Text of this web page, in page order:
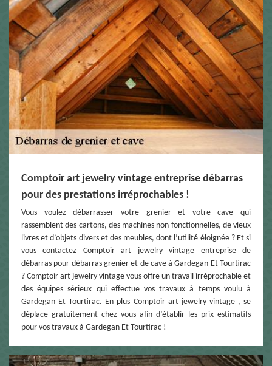
Comptoir art jewelry vintage entreprise débarras
pour des prestations irréprochables !
Vous voulez débarrasser votre grenier et votre cave qui
rassemblent des cartons, des machines non fonctionnelles, de vieux
livres et d’objets divers et des meubles, dont l’utilité éloignée ? Et si
vous contactez Comptoir art jewelry vintage entreprise de
débarras pour débarras grenier et de cave à Gardegan Et Tourtirac
? Comptoir art jewelry vintage vous offre un travail irréprochable et
des équipes sérieux qui effectue vos travaux à temps voulu à
Gardegan Et Tourtirac. En plus Comptoir art jewelry vintage , se
déplace gratuitement chez vous afin d’établir les prix estimatifs
pour vos travaux à Gardegan Et Tourtirac !